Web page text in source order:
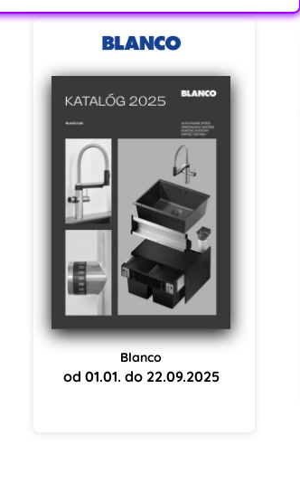
Blanco
od 01.01. do 22.09.2025